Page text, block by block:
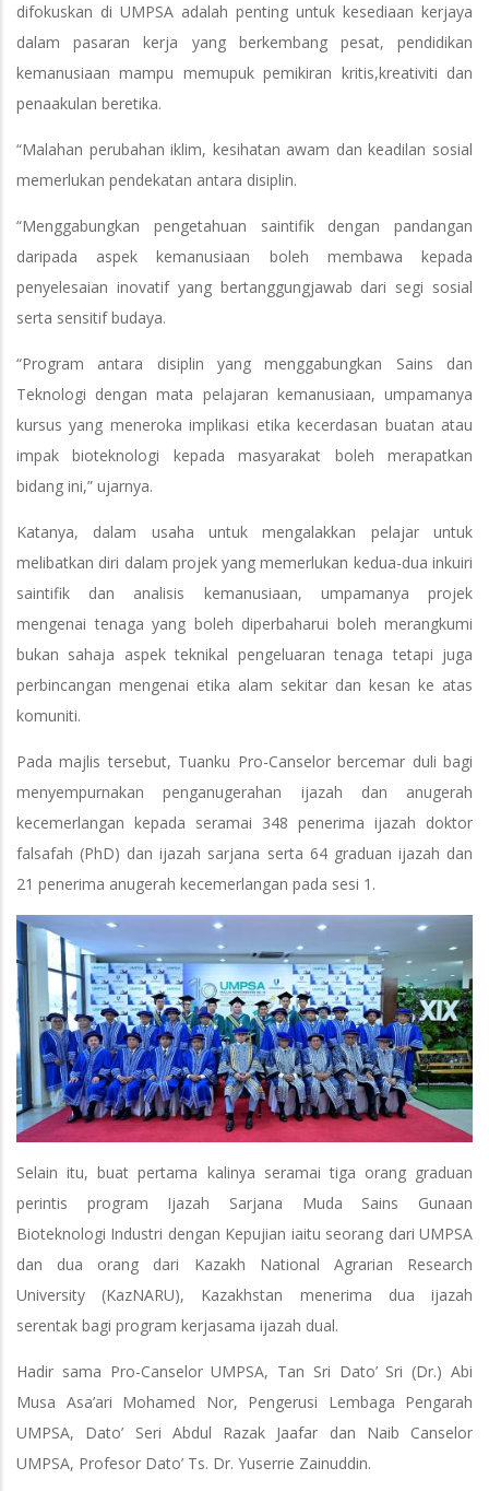
difokuskan di UMPSA adalah penting untuk kesediaan kerjaya
dalam pasaran kerja yang berkembang pesat, pendidikan
kemanusiaan mampu memupuk pemikiran kritis,kreativiti dan
penaakulan beretika.
“Malahan perubahan iklim, kesihatan awam dan keadilan sosial
memerlukan pendekatan antara disiplin.
“Menggabungkan pengetahuan saintifik dengan pandangan
daripada aspek kemanusiaan boleh membawa kepada
penyelesaian inovatif yang bertanggungjawab dari segi sosial
serta sensitif budaya.
“Program antara disiplin yang menggabungkan Sains dan
Teknologi dengan mata pelajaran kemanusiaan, umpamanya
kursus yang meneroka implikasi etika kecerdasan buatan atau
impak bioteknologi kepada masyarakat boleh merapatkan
bidang ini,” ujarnya.
Katanya, dalam usaha untuk mengalakkan pelajar untuk
melibatkan diri dalam projek yang memerlukan kedua-dua inkuiri
saintifik dan analisis kemanusiaan, umpamanya projek
mengenai tenaga yang boleh diperbaharui boleh merangkumi
bukan sahaja aspek teknikal pengeluaran tenaga tetapi juga
perbincangan mengenai etika alam sekitar dan kesan ke atas
komuniti.
Pada majlis tersebut, Tuanku Pro-Canselor bercemar duli bagi
menyempurnakan penganugerahan ijazah dan anugerah
kecemerlangan kepada seramai 348 penerima ijazah doktor
falsafah (PhD) dan ijazah sarjana serta 64 graduan ijazah dan
21 penerima anugerah kecemerlangan pada sesi 1.
Selain itu, buat pertama kalinya seramai tiga orang graduan
perintis program Ijazah Sarjana Muda Sains Gunaan
Bioteknologi Industri dengan Kepujian iaitu seorang dari UMPSA
dan dua orang dari Kazakh National Agrarian Research
University (KazNARU), Kazakhstan menerima dua ijazah
serentak bagi program kerjasama ijazah dual.
Hadir sama Pro-Canselor UMPSA, Tan Sri Dato’ Sri (Dr.) Abi
Musa Asa’ari Mohamed Nor, Pengerusi Lembaga Pengarah
UMPSA, Dato’ Seri Abdul Razak Jaafar dan Naib Canselor
UMPSA, Profesor Dato’ Ts. Dr. Yuserrie Zainuddin.